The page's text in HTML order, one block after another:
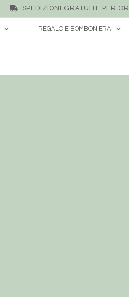
SPEDIZIONI GRATUITE PER
REGALO E BOMBONIERA